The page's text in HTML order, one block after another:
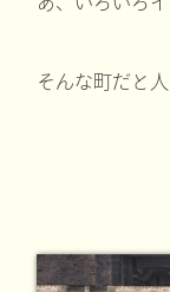
そんな町だと